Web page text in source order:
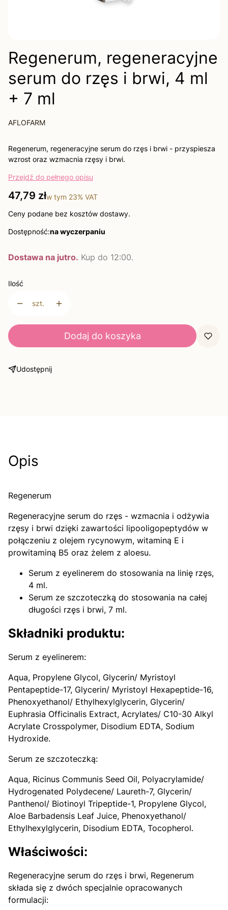
Regenerum, regeneracyjne
serum do rzęs i brwi, 4 ml
+ 7 ml
AFLOFARM
Regenerum, regeneracyjne serum do rzęs i brwi - przyspiesza
wzrost oraz wzmacnia rzęsy i brwi.
Przejdź do pełnego opisu
Cena
47,79 złw tym 23% VAT
Ceny podane bez kosztów dostawy.
Dostępność:na wyczerpaniu
Dostawa na jutro. Kup do 12:00.
Ilość
szt.
Dodaj do koszyka
Udostępnij
Opis
Regenerum
Regeneracyjne serum do rzęs - wzmacnia i odżywia
rzęsy i brwi dzięki zawartości lipooligopeptydów w
połączeniu z olejem rycynowym, witaminą E i
prowitaminą B5 oraz żelem z aloesu.
Serum z eyelinerem do stosowania na linię rzęs,
4 ml.
Serum ze szczoteczką do stosowania na całej
długości rzęs i brwi, 7 ml.
Składniki produktu:
Serum z eyelinerem:
Aqua, Propylene Glycol, Glycerin/ Myristoyl
Pentapeptide-17, Glycerin/ Myristoyl Hexapeptide-16,
Phenoxyethanol/ Ethylhexylglycerin, Glycerin/
Euphrasia Officinalis Extract, Acrylates/ C10-30 Alkyl
Acrylate Crosspolymer, Disodium EDTA, Sodium
Hydroxide.
Serum ze szczoteczką:
Aqua, Ricinus Communis Seed Oil, Polyacrylamide/
Hydrogenated Polydecene/ Laureth-7, Glycerin/
Panthenol/ Biotinoyl Tripeptide-1, Propylene Glycol,
Aloe Barbadensis Leaf Juice, Phenoxyethanol/
Ethylhexylglycerin, Disodium EDTA, Tocopherol.
Właściwości:
Regeneracyjne serum do rzęs i brwi, Regenerum
składa się z dwóch specjalnie opracowanych
formulacji: